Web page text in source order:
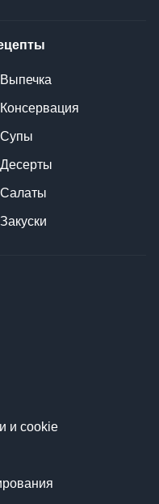
Выпечка
Консервация
Супы
Десерты
Салаты
Закуски
и cookie